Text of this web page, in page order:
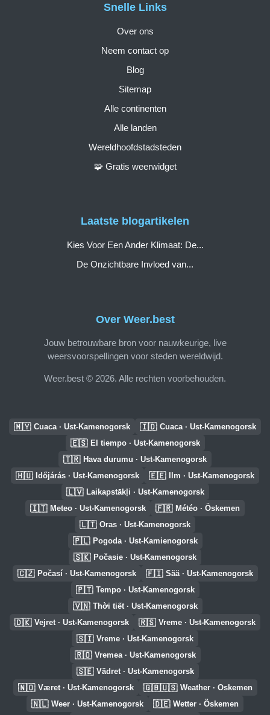
Over Weer.best
Jouw betrouwbare bron voor nauwkeurige, live
weersvoorspellingen voor steden wereldwijd.
Weer.best © 2026. Alle rechten voorbehouden.
Snelle Links
Over ons
Neem contact op
Blog
Sitemap
Alle continenten
Alle landen
Wereldhoofdstadsteden
🧩 Gratis weerwidget
Laatste blogartikelen
Kies Voor Een Ander Klimaat: De...
De Onzichtbare Invloed van...
🇲🇾 Cuaca · Ust-Kamenogorsk 🇮🇩 Cuaca · Ust-Kamenogorsk
🇪🇸 El tiempo · Ust-Kamenogorsk
🇹🇷 Hava durumu · Ust-Kamenogorsk
🇭🇺 Időjárás · Ust-Kamenogorsk 🇪🇪 Ilm · Ust-Kamenogorsk
🇱🇻 Laikapstākļi · Ust-Kamenogorsk
🇮🇹 Meteo · Ust-Kamenogorsk 🇫🇷 Météo · Öskemen
🇱🇹 Oras · Ust-Kamenogorsk
🇵🇱 Pogoda · Ust-Kamienogorsk
🇸🇰 Počasie · Ust-Kamenogorsk
🇨🇿 Počasí · Ust-Kamenogorsk 🇫🇮 Sää · Ust-Kamenogorsk
🇵🇹 Tempo · Ust-Kamenogorsk
🇻🇳 Thời tiết · Ust-Kamenogorsk
🇩🇰 Vejret · Ust-Kamenogorsk 🇷🇸 Vreme · Ust-Kamenogorsk
🇸🇮 Vreme · Ust-Kamenogorsk
🇷🇴 Vremea · Ust-Kamenogorsk
🇸🇪 Vädret · Ust-Kamenogorsk
🇳🇴 Været · Ust-Kamenogorsk 🇬🇧🇺🇸 Weather · Oskemen
🇳🇱 Weer · Ust-Kamenogorsk 🇩🇪 Wetter · Öskemen